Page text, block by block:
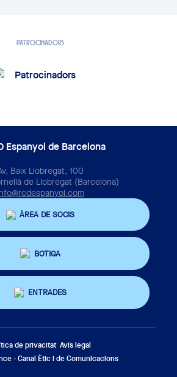
PATROCINADORS
Baix Llobregat, 100
de Llobregat (Barcelona)
ÀREA DE SOCIS
BOTIGA
ENTRADES
de privacitat Avís legal
- Canal Ètic i de Comunicacions